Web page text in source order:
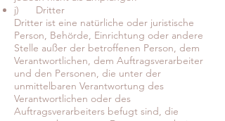
j) Dritter
Dritter ist eine natürliche oder juristische
Person, Behörde, Einrichtung oder andere
Stelle außer der betroffenen Person, dem
Verantwortlichen, dem Auftragsverarbeiter
und den Personen, die unter der
unmittelbaren Verantwortung des
Verantwortlichen oder des
Auftragsverarbeiters befugt sind, die